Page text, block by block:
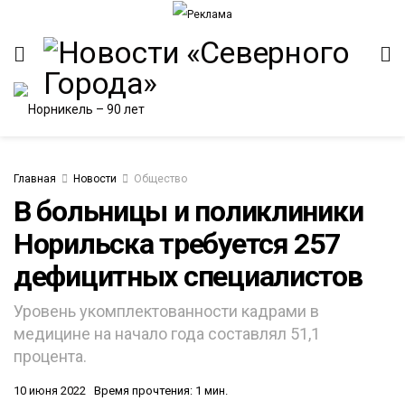
Главная Новости Общество
В больницы и поликлиники
Норильска требуется 257
дефицитных специалистов
​Уровень укомплектованности кадрами в
медицине на начало года составлял 51,1
процента.
10 июня 2022 Время прочтения: 1 мин.